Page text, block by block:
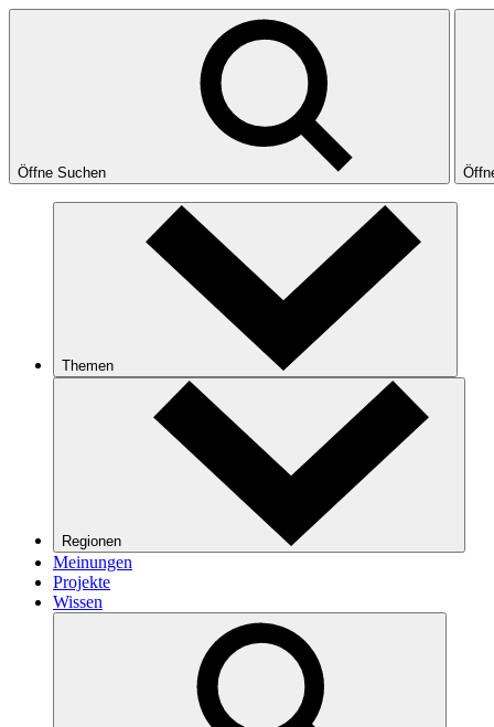
Öffne Suchen
Themen
Regionen
Meinungen
Projekte
Wissen